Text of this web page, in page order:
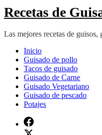
Recetas de
Las mejores recetas de guisos,
Inicio
Guisado de pollo
Tacos de guisado
Guisado de Carne
Guisado Vegetariano
Guisado de pescado
Potajes